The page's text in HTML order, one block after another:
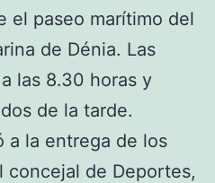
el paseo marítimo del
de Dénia. Las
las 8.30 horas y
de la tarde.
a la entrega de los
de Deportes,